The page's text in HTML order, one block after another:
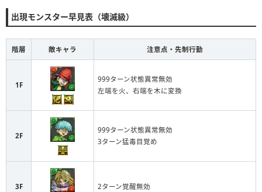
出現モンスター早見表（壊滅級）
階層 敵キャラ 注意点・先制行動
1F
999ターン状態異常無効
左端を火、右端を木に変換
2F
999ターン状態異常無効
3ターン猛毒目覚め
3F 2ターン覚醒無効